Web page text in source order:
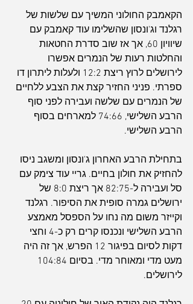
הקאמבק החולוני המשיך עם שלשות של
רגלנד וג'ונסון שהשלימו עוד קאמבק עם
שיוויון 60, אך אז שוב סדרת החטאות
והחלטות רעות של הנמרים אפשרו
לירושלים לרוץ ריצת 12:2 ולעלות ליתרון דו
ספרתי. פניני החזיר קצת את הצבע ללחיים
של הנמרים עם שלשה ועבירה לפני סוף
הרבע השלישי, 74:66 למארחים בסוף
הרבע השלישי.
בתחילת הרבע האחרון ג'ונסון ומשגב ניסו
להחזיק את חולון בחיים. גריי עוד צימק עם
סל ועבירה ל-82:75 אך ריצת 8:0 של
ירושלים גמרה סופית את הסיפור. רגלנד
וקייזר משום מה נחו על הספסל מאמצע
הרבע השלישי ונכנסו קרים רק כ-4 וחצי
דקות לסיום בפיגור 12 הפרש, אך זה היה
לירושלים.